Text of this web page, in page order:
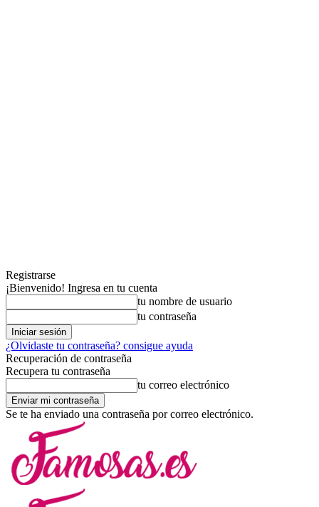
Registrarse
¡Bienvenido! Ingresa en tu cuenta
tu nombre de usuario
tu contraseña
¿Olvidaste tu contraseña? consigue ayuda
Recuperación de contraseña
Recupera tu contraseña
tu correo electrónico
Se te ha enviado una contraseña por correo electrónico.